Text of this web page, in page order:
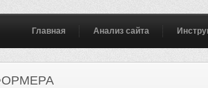
Главная Анализ сайта